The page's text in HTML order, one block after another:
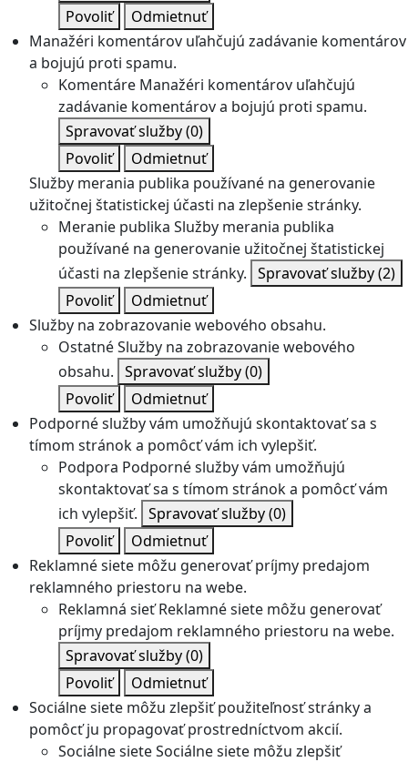
Povoliť
Odmietnuť
Manažéri komentárov uľahčujú zadávanie komentárov
a bojujú proti spamu.
Komentáre Manažéri komentárov uľahčujú
zadávanie komentárov a bojujú proti spamu.
Spravovať služby(0)
Povoliť
Odmietnuť
Služby merania publika používané na generovanie
užitočnej štatistickej účasti na zlepšenie stránky.
Meranie publika Služby merania publika
používané na generovanie užitočnej štatistickej
účasti na zlepšenie stránky. Spravovať služby(2)
Povoliť
Odmietnuť
Služby na zobrazovanie webového obsahu.
OstatnéSlužby na zobrazovanie webového
obsahu. Spravovať služby(0)
Povoliť
Odmietnuť
Podporné služby vám umožňujú skontaktovať sa s
tímom stránok a pomôcť vám ich vylepšiť.
Podpora Podporné služby vám umožňujú
skontaktovať sa s tímom stránok a pomôcť vám
ich vylepšiť. Spravovať služby(0)
Povoliť
Odmietnuť
Reklamné siete môžu generovať príjmy predajom
reklamného priestoru na webe.
Reklamná sieť Reklamné siete môžu generovať
príjmy predajom reklamného priestoru na webe.
Spravovať služby(0)
Povoliť
Odmietnuť
Sociálne siete môžu zlepšiť použiteľnosť stránky a
pomôcť ju propagovať prostredníctvom akcií.
Sociálne sieteSociálne siete môžu zlepšiť